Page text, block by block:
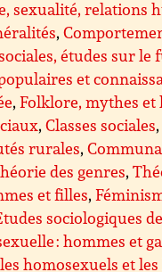
sexualité, relations
,
études sur le
et
,Folklore, mythes et
,Classes sociales,
rurales,
des genres,
et filles,
sociologiques
: hommes et
homosexuels et